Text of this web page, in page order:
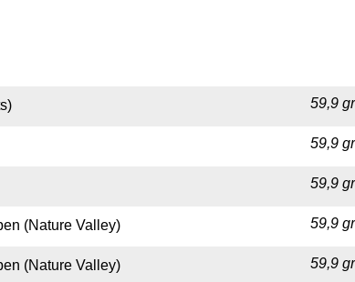
59,9
59,9
59,9
(Nature Valley) 59,9
(Nature Valley) 59,9